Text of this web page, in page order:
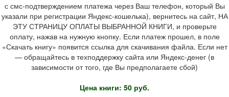
с смс-подтверждением платежа через Ваш телефон, который Вы
указали при регистрации Яндекс-кошелька), вернитесь на сайт, НА
ЭТУ СТРАНИЦУ ОПЛАТЫ ВЫБРАННОЙ КНИГИ, и проверьте
оплату, нажав на нужную кнопку. Если платеж прошел, в поле
«Скачать книгу» появится ссылка для скачивания файла. Если нет
— обращайтесь в техподдержку сайта или Яндекс-денег (в
зависимости от того, где Вы предполагаете сбой)
Цена книги: 50 руб.